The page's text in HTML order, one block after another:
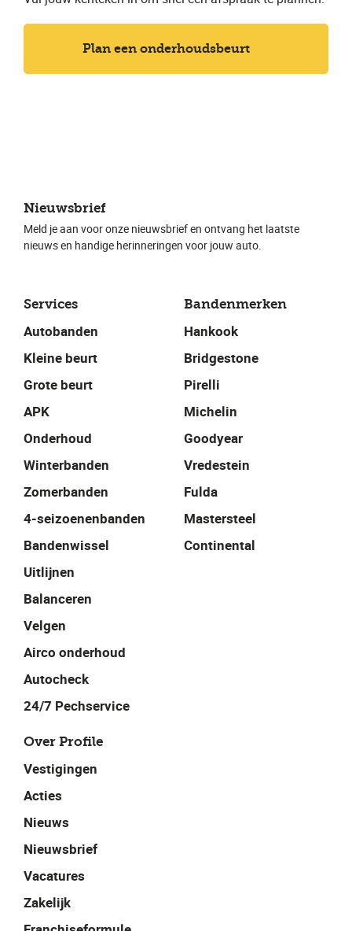
Plan een onderhoudsbeurt
Services
Autobanden
Kleine beurt
Grote beurt
APK
Onderhoud
Winterbanden
Zomerbanden
4-seizoenenbanden
Bandenwissel
Uitlijnen
Balanceren
Velgen
Airco onderhoud
Autocheck
24/7 Pechservice
Bandenmerken
Hankook
Bridgestone
Pirelli
Michelin
Goodyear
Vredestein
Fulda
Mastersteel
Continental
Over Profile
Vestigingen
Acties
Nieuws
Nieuwsbrief
Vacatures
Zakelijk
Nieuwsbrief
Meld je aan voor onze nieuwsbrief en ontvang het laatste
nieuws en handige herinneringen voor jouw auto.